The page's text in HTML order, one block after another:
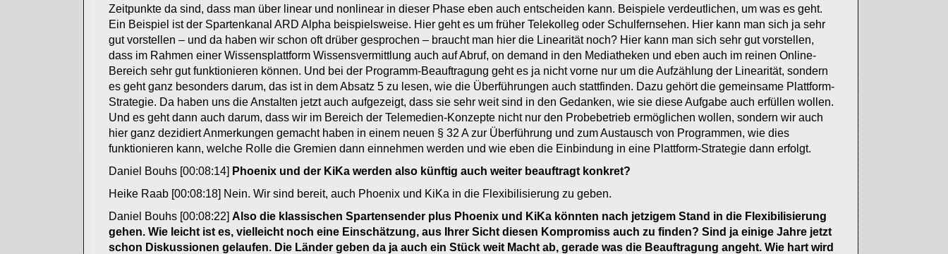
Zeitpunkte da sind, dass man über linear und nonlinear in dieser Phase eben auch entscheiden kann. Beispiele verdeutlichen, um was es geht.
Ein Beispiel ist der Spartenkanal ARD Alpha beispielsweise. Hier geht es um früher Telekolleg oder Schulfernsehen. Hier kann man sich ja sehr
gut vorstellen – und da haben wir schon oft drüber gesprochen – braucht man hier die Linearität noch? Hier kann man sich sehr gut vorstellen,
dass im Rahmen einer Wissensplattform Wissensvermittlung auch auf Abruf, on demand in den Mediatheken und eben auch im reinen Online-
Bereich sehr gut funktionieren können. Und bei der Programm-Beauftragung geht es ja nicht vorne nur um die Aufzählung der Linearität, sondern
es geht ganz besonders darum, das ist in dem Absatz 5 zu lesen, wie die Überführungen auch stattfinden. Dazu gehört die gemeinsame Plattform-
Strategie. Da haben uns die Anstalten jetzt auch aufgezeigt, dass sie sehr weit sind in den Gedanken, wie sie diese Aufgabe auch erfüllen wollen.
Und es geht dann auch darum, dass wir im Bereich der Telemedien-Konzepte nicht nur den Probebetrieb ermöglichen wollen, sondern wir auch
hier ganz dezidiert Anmerkungen gemacht haben in einem neuen § 32 A zur Überführung und zum Austausch von Programmen, wie dies
funktionieren kann, welche Rolle die Gremien dann einnehmen werden und wie eben die Einbindung in eine Plattform-Strategie dann erfolgt.
Daniel Bouhs [00:08:14] Phoenix und der KiKa werden also künftig auch weiter beauftragt konkret?
Heike Raab [00:08:18] Nein. Wir sind bereit, auch Phoenix und KiKa in die Flexibilisierung zu geben.
Daniel Bouhs [00:08:22] Also die klassischen Spartensender plus Phoenix und KiKa könnten nach jetzigem Stand in die Flexibilisierung
gehen. Wie leicht ist es, vielleicht noch eine Einschätzung, aus Ihrer Sicht diesen Kompromiss auch zu finden? Sind ja einige Jahre jetzt
schon Diskussionen gelaufen. Die Länder geben da ja auch ein Stück weit Macht ab, gerade was die Beauftragung angeht. Wie hart wird